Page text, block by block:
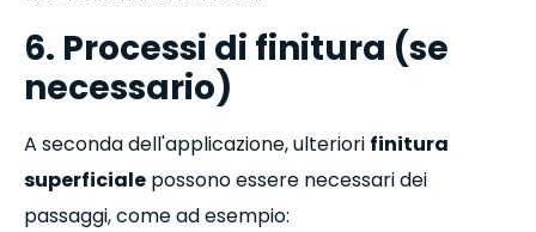
6. Processi di finitura (se
necessario)
A seconda dell'applicazione, ulteriori finitura
superficiale possono essere necessari dei
passaggi, come ad esempio: